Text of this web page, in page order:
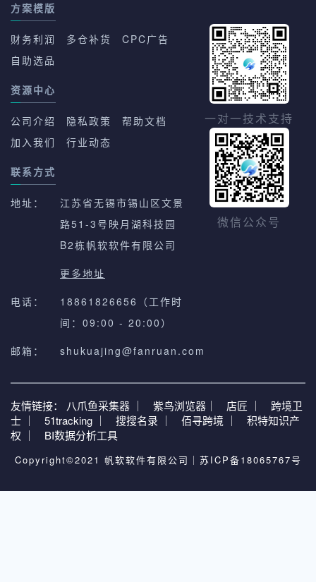
方案模版
财务利润 多仓补货
CPC广告
自助选品
资源中心
公司介绍 隐私政策
帮助文档
加入我们
行业动态
联系方式
地址：
江苏省无锡市锡山区文景
路51-3号映月湖科技园
B2栋帆软软件有限公司
更多地址
电话：
18861826656（工作时
间：09:00 - 20:00）
邮箱：
shukuajing@fanruan.com
一对一技术支持
微信公众号
友情链接： 八爪鱼采集器 ｜ 紫鸟浏览器｜ 店匠 ｜
跨境卫
士 ｜
51tracking ｜ 搜搜名录 ｜ 佰寻跨境 ｜
积特知识产
权 ｜
BI数据分析工具
Copyright©2021 帆软软件有限公司｜ 苏ICP备18065767号